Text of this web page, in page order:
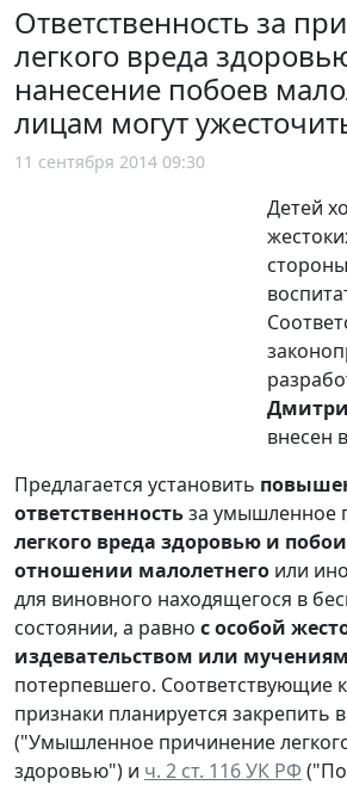
Ответственность за
легкого вреда
нанесение побоев
лицам могут
11 сентября 2014 09:30
Детей
внесен
Предлагается установить
ответственностьза умышленное
легкого вреда здоровью и побои
отношении малолетнего или
для виновного находящегося в
состоянии, а равно с особой
издевательством или
потерпевшего.
признаки планируется закрепить в
("Умышленное причинение
здоровью") и ч. 2 ст. 116 УК РФ